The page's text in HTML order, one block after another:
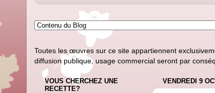
Toutes les œuvres sur ce site appartiennent
diffusion publique, usage commercial seront par
VENDREDI 9
VOUS CHERCHEZ UNE
RECETTE?